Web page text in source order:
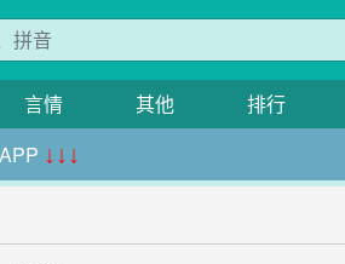
言情 其他 排行
↓↓↓